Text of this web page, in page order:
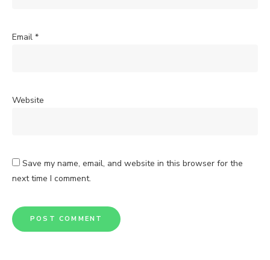
Email *
Website
Save my name, email, and website in this browser for the
next time I comment.